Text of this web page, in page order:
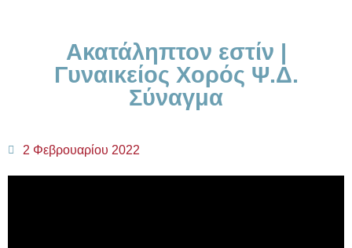
Ακατάληπτον εστίν |
Γυναικείος Χορός Ψ.Δ.
Σύναγμα
2 Φεβρουαρίου 2022